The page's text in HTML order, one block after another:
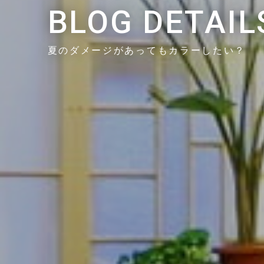
BLOG
夏のダメージがあってもカラーしたい？